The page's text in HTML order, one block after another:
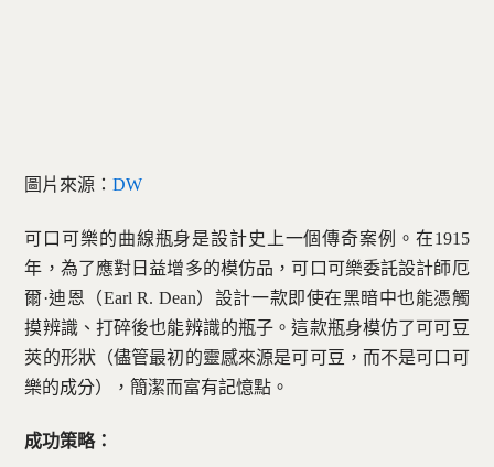
圖片來源：DW
可口可樂的曲線瓶身是設計史上一個傳奇案例。在1915
年，為了應對日益增多的模仿品，可口可樂委託設計師厄
爾·迪恩（Earl R. Dean）設計一款即使在黑暗中也能憑觸
摸辨識、打碎後也能辨識的瓶子。這款瓶身模仿了可可豆
莢的形狀（儘管最初的靈感來源是可可豆，而不是可口可
樂的成分），簡潔而富有記憶點。
成功策略：